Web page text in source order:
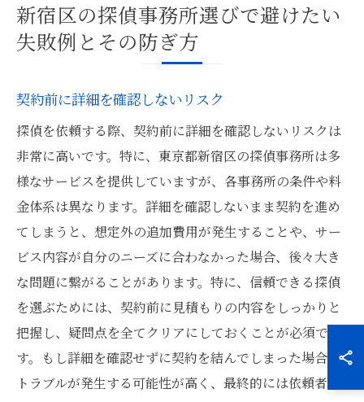
新宿区の探偵事務所選びで避けたい
失敗例とその防ぎ方
契約前に詳細を確認しないリスク
探偵を依頼する際、契約前に詳細を確認しないリスクは
非常に高いです。特に、東京都新宿区の探偵事務所は多
様なサービスを提供していますが、各事務所の条件や料
金体系は異なります。詳細を確認しないまま契約を進め
てしまうと、想定外の追加費用が発生することや、サー
ビス内容が自分のニーズに合わなかった場合、後々大き
な問題に繋がることがあります。特に、信頼できる探偵
を選ぶためには、契約前に見積もりの内容をしっかりと
把握し、疑問点を全てクリアにしておくことが必須で
す。もし詳細を確認せずに契約を結んでしまった場合、
トラブルが発生する可能性が高く、最終的には依頼者の